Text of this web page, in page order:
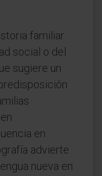
familiar
social o del
sugiere un
en
advierte
nueva en